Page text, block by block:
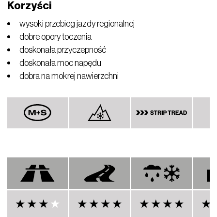
Korzyści
wysoki przebieg jazdy regionalnej
dobre opory toczenia
doskonała przyczepność
doskonała moc napędu
dobra na mokrej nawierzchni
★ ★ ★ ★ ★ ★ ★ ★ ★ ★ ★ ★ ★